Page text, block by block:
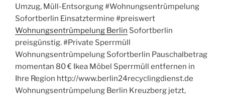
Umzug, Müll-Entsorgung #Wohnungsentrümpelung
Sofortberlin Einsatztermine #preiswert
Wohnungsentrümpelung Berlin Sofortberlin
preisgünstig. #Private Sperrmüll
Wohnungsentrümpelung Sofortberlin Pauschalbetrag
momentan 80 € Ikea Möbel Sperrmüll entfernen in
Ihre Region http://www.berlin24recyclingdienst.de
Wohnungsentrümpelung Berlin Kreuzberg jetzt,